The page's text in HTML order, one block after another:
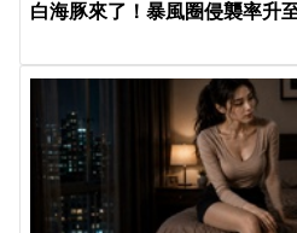
白海豚來了！暴風圈侵襲率升